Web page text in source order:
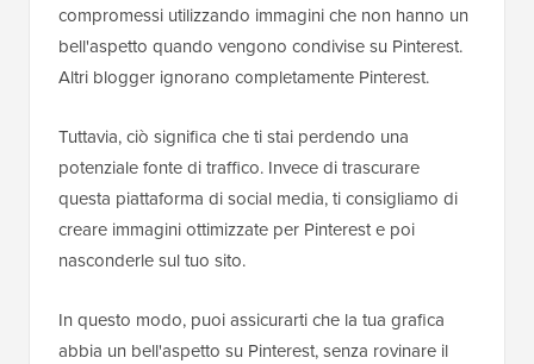
compromessi utilizzando immagini che non hanno un
bell'aspetto quando vengono condivise su Pinterest.
Altri blogger ignorano completamente Pinterest.
Tuttavia, ciò significa che ti stai perdendo una
potenziale fonte di traffico. Invece di trascurare
questa piattaforma di social media, ti consigliamo di
creare immagini ottimizzate per Pinterest e poi
nasconderle sul tuo sito.
In questo modo, puoi assicurarti che la tua grafica
abbia un bell'aspetto su Pinterest, senza rovinare il